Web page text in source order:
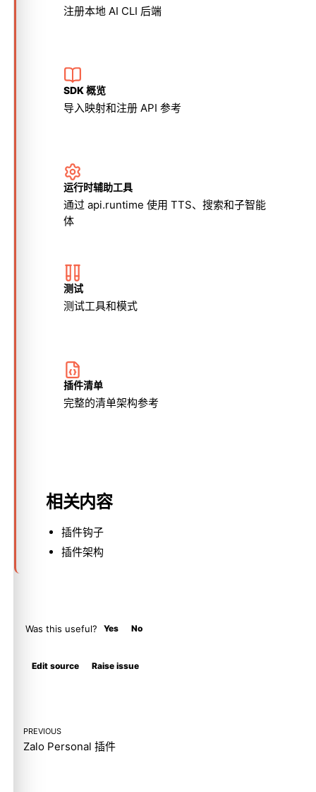
注册本地 AI CLI 后端
SDK 概览
导入映射和注册 API 参考
运行时辅助工具
通过 api.runtime 使用 TTS、搜索和子智能
体
测试
测试工具和模式
插件清单
完整的清单架构参考
相关内容
插件钩子
插件架构
Was this useful? Yes No
Edit source Raise issue
PREVIOUS
Zalo Personal 插件